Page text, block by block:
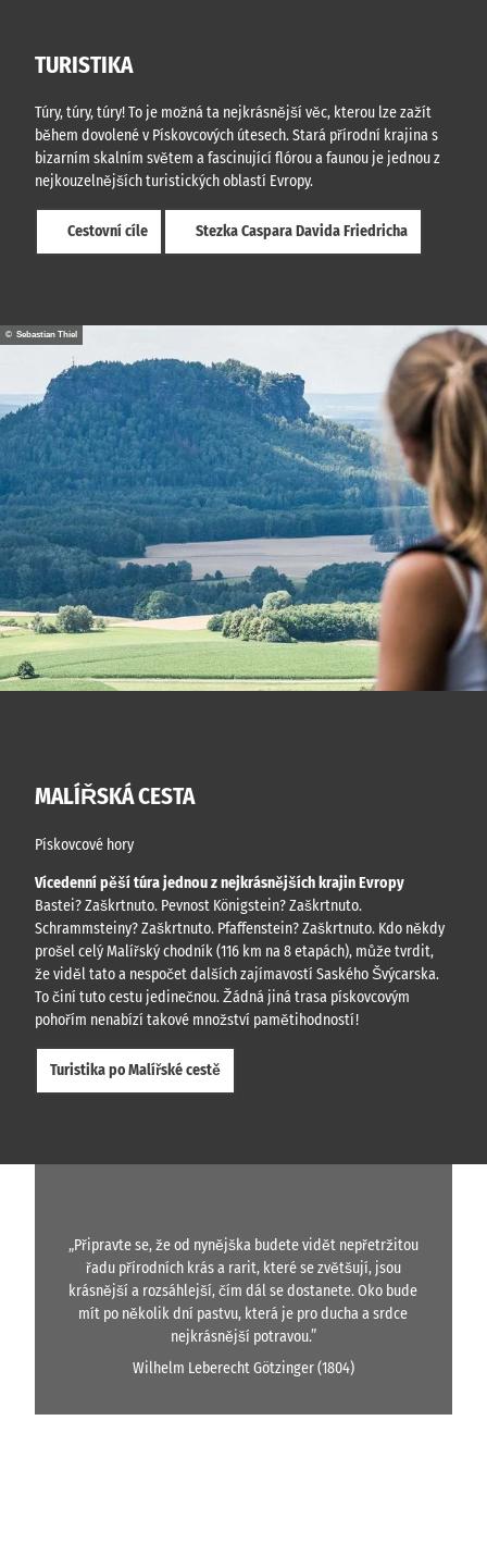
TURISTIKA
Túry, túry, túry! To je možná ta nejkrásnější věc, kterou lze zažít
během dovolené v Pískovcových útesech. Stará přírodní krajina s
bizarním skalním světem a fascinující flórou a faunou je jednou z
nejkouzelnějších turistických oblastí Evropy.
Cestovní cíle Stezka Caspara Davida Friedricha
© Sebastian Thiel
MALÍŘSKÁ CESTA
Pískovcové hory
Vícedenní pěší túra jednou z nejkrásnějších krajin Evropy
Bastei? Zaškrtnuto. Pevnost Königstein? Zaškrtnuto.
Schrammsteiny? Zaškrtnuto. Pfaffenstein? Zaškrtnuto. Kdo někdy
prošel celý Malířský chodník (116 km na 8 etapách), může tvrdit,
že viděl tato a nespočet dalších zajímavostí Saského Švýcarska.
To činí tuto cestu jedinečnou. Žádná jiná trasa pískovcovým
pohořím nenabízí takové množství pamětihodností!
Turistika po Malířské cestě
„Připravte se, že od nynějška budete vidět nepřetržitou
řadu přírodních krás a rarit, které se zvětšují, jsou
krásnější a rozsáhlejší, čím dál se dostanete. Oko bude
mít po několik dní pastvu, která je pro ducha a srdce
nejkrásnější potravou.”
Wilhelm Leberecht Götzinger (1804)